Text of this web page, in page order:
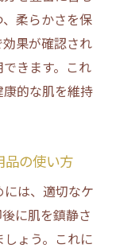
リームの選
プリメント
バイスの
出す使用頻
る長期的な
柔らかさを保
果が確認され
きます。これ
的な肌を維持
品の使い方
は、適切なケ
に肌を鎮静さ
ょう。これに